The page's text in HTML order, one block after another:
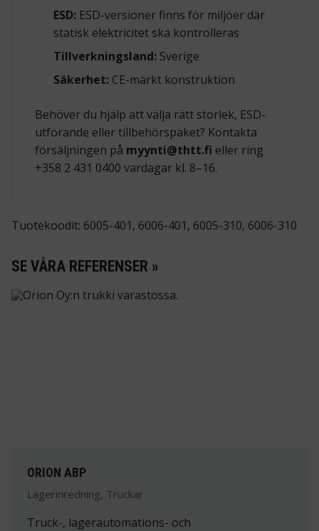
ESD:ESD-versioner finns för miljöer där
statisk elektricitet ska kontrolleras
Tillverkningsland:Sverige
Säkerhet:CE-märkt konstruktion
Behöver du hjälp att välja rätt storlek, ESD-
utförande eller tillbehörspaket? Kontakta
försäljningen på myynti@thtt.fi eller ring
+358 2 431 0400 vardagar kl. 8–16.
Tuotekoodit: 6005-401, 6006-401, 6005-310, 6006-310
SE VÅRA REFERENSER »
ORION ABP
Lagerinredning, Truckar
Truck-, lagerautomations- och